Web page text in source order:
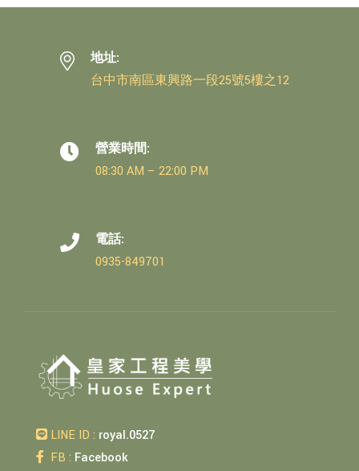
地址:
台中市南區東興路一段25號5樓之12
營業時間:
08:30 AM – 22:00 PM
電話:
0935-849701
LINE ID : royal.0527
FB : Facebook